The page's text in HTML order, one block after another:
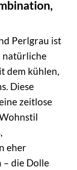
Perlgrau ist
natürliche
dem kühlen,
Diese
zeitlose
eher
– die Dolle